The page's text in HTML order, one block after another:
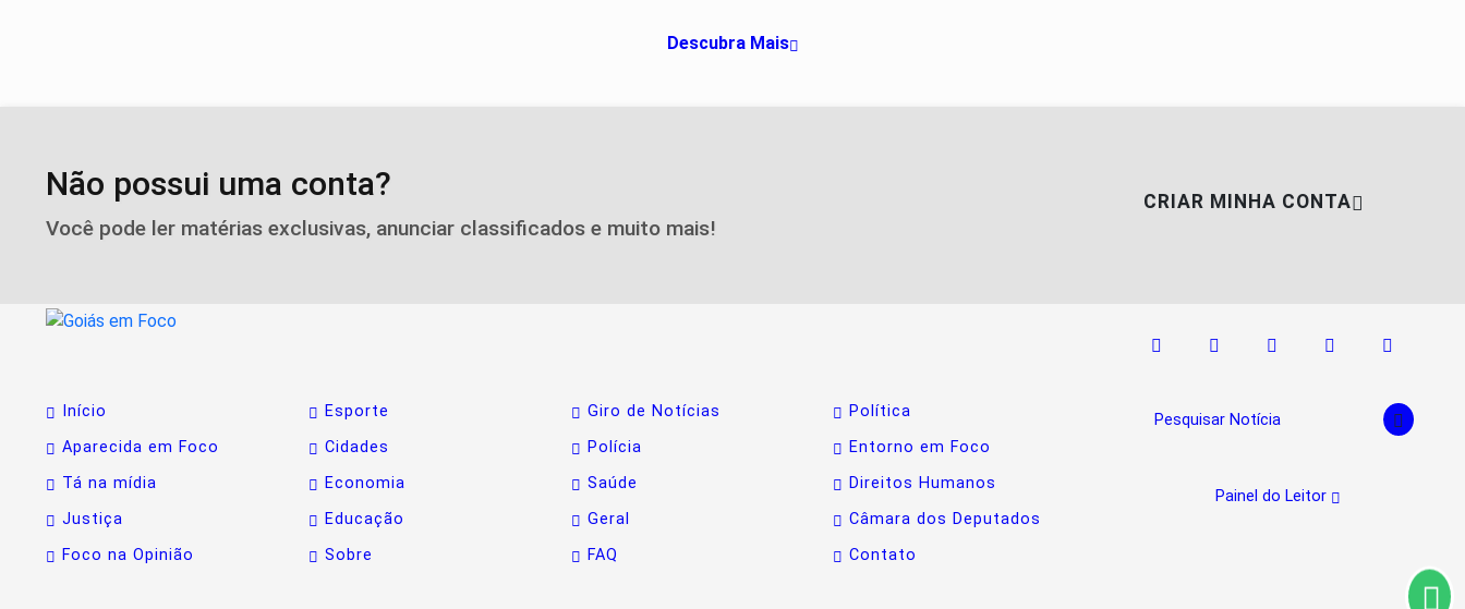
Descubra Mais
Não possui uma conta?
Você pode ler matérias exclusivas, anunciar classificados e muito mais!
CRIAR MINHA CONTA
Início Esporte Giro de Notícias
Política
Aparecida em Foco
Cidades Polícia
Entorno em Foco
Tá na mídia
Economia Saúde
Direitos Humanos
Justiça
Educação Geral
Câmara dos Deputados
Foco na Opinião
Sobre FAQ Contato
Pesquisar Notícia
Painel do Leitor
Termos de Uso e Privacidade